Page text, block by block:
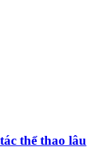
thể thao lâu